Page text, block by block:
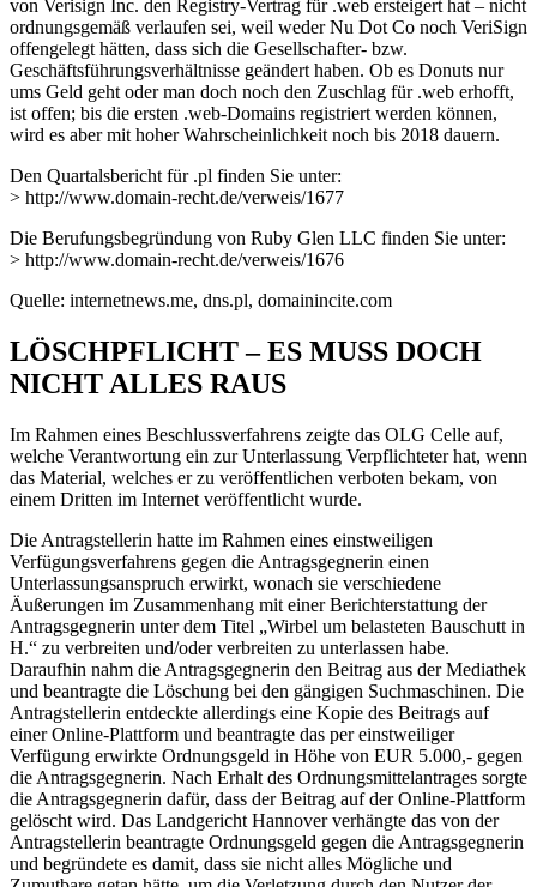
von Verisign Inc. den Registry-Vertrag für .web ersteigert hat – nicht
ordnungsgemäß verlaufen sei, weil weder Nu Dot Co noch VeriSign
offengelegt hätten, dass sich die Gesellschafter- bzw.
Geschäftsführungsverhältnisse geändert haben. Ob es Donuts nur
ums Geld geht oder man doch noch den Zuschlag für .web erhofft,
ist offen; bis die ersten .web-Domains registriert werden können,
wird es aber mit hoher Wahrscheinlichkeit noch bis 2018 dauern.
Den Quartalsbericht für .pl finden Sie unter:
> http://www.domain-recht.de/verweis/1677
Die Berufungsbegründung von Ruby Glen LLC finden Sie unter:
> http://www.domain-recht.de/verweis/1676
Quelle: internetnews.me, dns.pl, domainincite.com
LÖSCHPFLICHT – ES MUSS DOCH
NICHT ALLES RAUS
Im Rahmen eines Beschlussverfahrens zeigte das OLG Celle auf,
welche Verantwortung ein zur Unterlassung Verpflichteter hat, wenn
das Material, welches er zu veröffentlichen verboten bekam, von
einem Dritten im Internet veröffentlicht wurde.
Die Antragstellerin hatte im Rahmen eines einstweiligen
Verfügungsverfahrens gegen die Antragsgegnerin einen
Unterlassungsanspruch erwirkt, wonach sie verschiedene
Äußerungen im Zusammenhang mit einer Berichterstattung der
Antragsgegnerin unter dem Titel „Wirbel um belasteten Bauschutt in
H.“ zu verbreiten und/oder verbreiten zu unterlassen habe.
Daraufhin nahm die Antragsgegnerin den Beitrag aus der Mediathek
und beantragte die Löschung bei den gängigen Suchmaschinen. Die
Antragstellerin entdeckte allerdings eine Kopie des Beitrags auf
einer Online-Plattform und beantragte das per einstweiliger
Verfügung erwirkte Ordnungsgeld in Höhe von EUR 5.000,- gegen
die Antragsgegnerin. Nach Erhalt des Ordnungsmittelantrages sorgte
die Antragsgegnerin dafür, dass der Beitrag auf der Online-Plattform
gelöscht wird. Das Landgericht Hannover verhängte das von der
Antragstellerin beantragte Ordnungsgeld gegen die Antragsgegnerin
und begründete es damit, dass sie nicht alles Mögliche und